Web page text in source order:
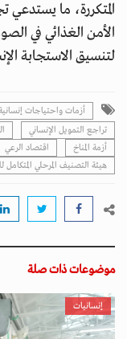
المتكررة، ما يستدعي
الأمن الغذائي في
لتنسيق الاستجابة
أزمات واحتياجات
تراجع التمويل الإنساني
أزمة المناخ
اقتصاد الرعي
هيئة التصنيف المرحلي المتكامل
موضوعات ذات صلة
إنسانيات